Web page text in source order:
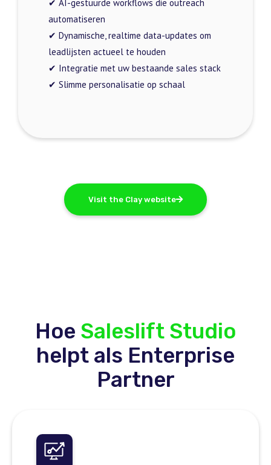
✔ AI-gestuurde workflows die outreach
automatiseren
✔ Dynamische, realtime data-updates om
leadlijsten actueel te houden
✔ Integratie met uw bestaande sales stack
✔ Slimme personalisatie op schaal
Visit the Clay website
Hoe Saleslift Studio
helpt als Enterprise
Partner